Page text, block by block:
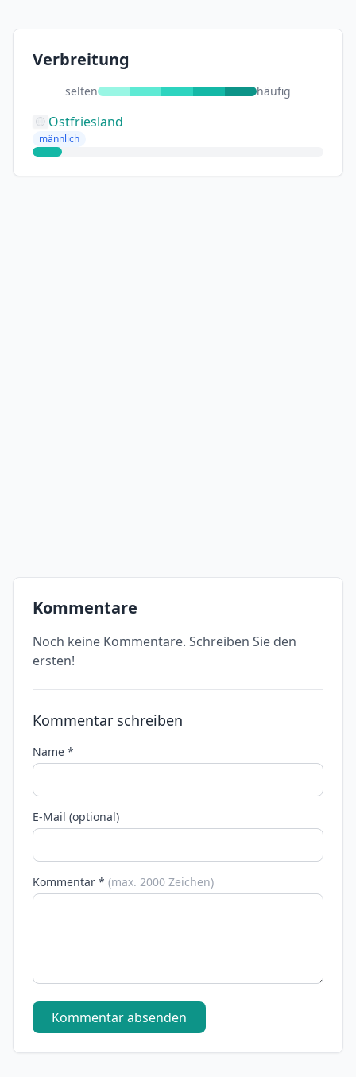
Verbreitung
selten häufig
Ostfriesland
männlich
Kommentare
Noch keine Kommentare. Schreiben Sie den
ersten!
Kommentar schreiben
Name *
E-Mail (optional)
Kommentar * (max. 2000 Zeichen)
Kommentar absenden